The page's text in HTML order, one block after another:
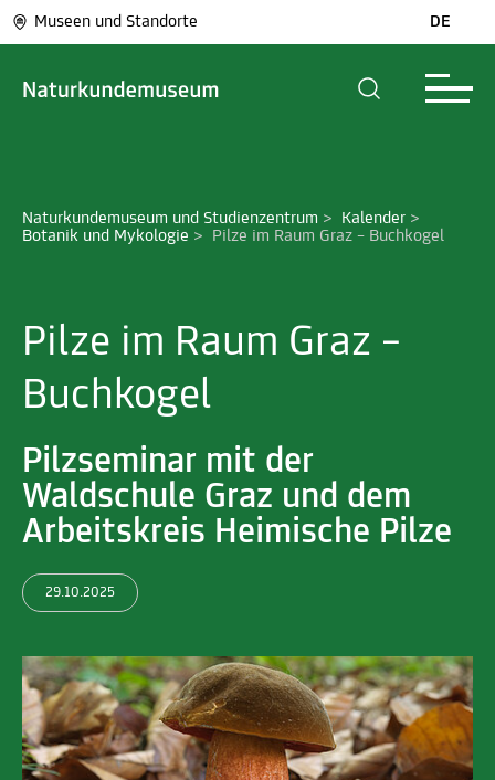
Museen und Standorte DE
Naturkundemuseum und Studienzentrum > Kalender >
Botanik und Mykologie > Pilze im Raum Graz – Buchkogel
Pilze im Raum Graz –
Buchkogel
Pilzseminar mit der
Waldschule Graz und dem
Arbeitskreis Heimische Pilze
29.10.2025